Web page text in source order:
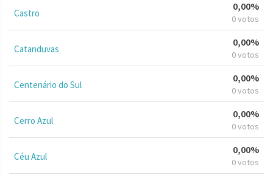
Castro
0,00%
0 votos
Catanduvas
0,00%
0 votos
Centenário do Sul
0,00%
0 votos
Cerro Azul
0,00%
0 votos
Céu Azul
0,00%
0 votos